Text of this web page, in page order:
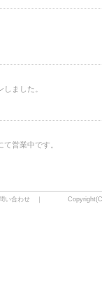
ました。
営業中です。
い合わせ ｜